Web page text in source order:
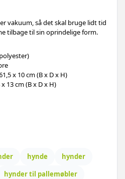
vakuum, så det skal bruge lidt tid
tilbage til sin oprindelige form.
x 10 cm (B x D x H)
13 cm (B x D x H)
hynde
hynder
hynder til pallemøbler